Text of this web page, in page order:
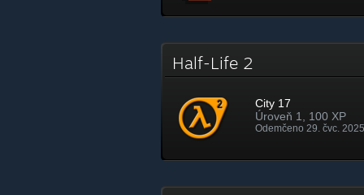
Half-Life 2
City 17
Úroveň 1, 100 XP
Odemčeno 29. čvc.